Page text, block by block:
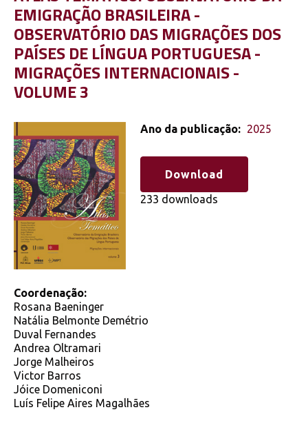
EMIGRAÇÃO BRASILEIRA -
OBSERVATÓRIO DAS MIGRAÇÕES DOS
PAÍSES DE LÍNGUA PORTUGUESA -
MIGRAÇÕES INTERNACIONAIS -
VOLUME 3
Coordenação:
Rosana Baeninger
Natália Belmonte Demétrio
Duval Fernandes
Andrea Oltramari
Jorge Malheiros
Victor Barros
Jóice Domeniconi
Luís Felipe Aires Magalhães
Ano da publicação: 2025
Download
233 downloads